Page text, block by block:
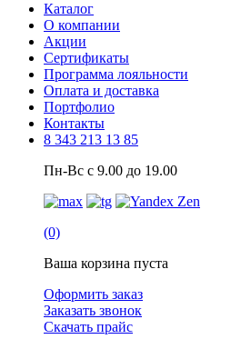
Каталог
О компании
Акции
Сертификаты
Программа лояльности
Оплата и доставка
Портфолио
Контакты
8 343 213 13 85
Пн-Вс с 9.00 до 19.00
(0)
Ваша корзина пуста
Оформить заказ
Заказать звонок
Скачать прайс